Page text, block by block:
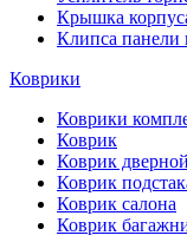
Крышка
Клипса панели
Коврики
Коврики
Коврик
Коврик дверной
Коврик
Коврик салона
Коврик